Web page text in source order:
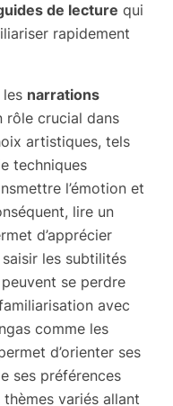
de lecture qui
rapidement
narrations
rôle crucial dans
artistiques, tels
techniques
l’émotion et
lire un
d’apprécier
les subtilités
se perdre
avec
comme les
d’orienter ses
ses préférences
variés allant